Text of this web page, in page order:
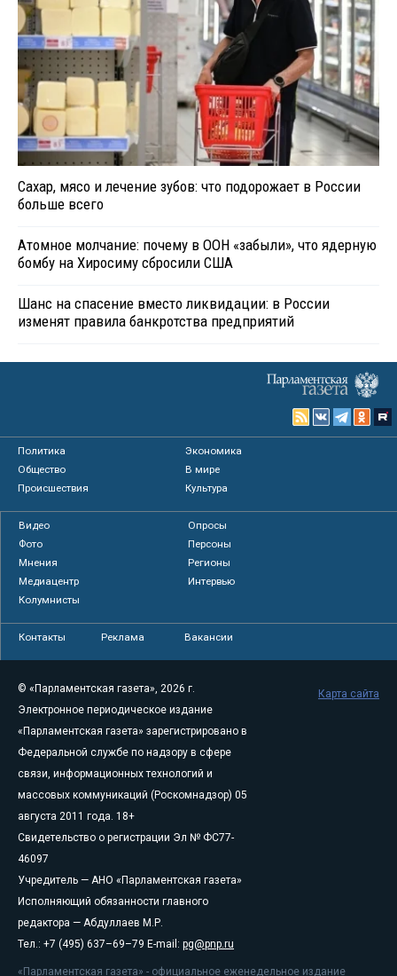
Сахар, мясо и лечение зубов: что подорожает в России
больше всего
Атомное молчание: почему в ООН «забыли», что ядерную
бомбу на Хиросиму сбросили США
Шанс на спасение вместо ликвидации: в России
изменят правила банкротства предприятий
Политика
Экономика
Общество
В мире
Происшествия
Культура
Видео
Опросы
Фото
Персоны
Мнения
Регионы
Медиацентр
Интервью
Колумнисты
Контакты Реклама Вакансии
© «Парламентская газета», 2026 г.
Электронное периодическое издание
«Парламентская газета» зарегистрировано в
Федеральной службе по надзору в сфере
связи, информационных технологий и
массовых коммуникаций (Роскомнадзор) 05
августа 2011 года. 18+
Свидетельство о регистрации Эл № ФС77-
46097
Учредитель — АНО «Парламентская газета»
Исполняющий обязанности главного
редактора — Абдуллаев М.Р.
Тел.: +7 (495) 637–69–79 E-mail: pg@pnp.ru
«Парламентская газета» - официальное еженедельное издание
Карта сайта